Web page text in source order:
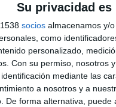
Su privacidad
socios almacenamos y/
como
personalizado,
Con su permiso, nosotros
mediante las
a nosotros y a
De forma alternativa,
1
DE
100%